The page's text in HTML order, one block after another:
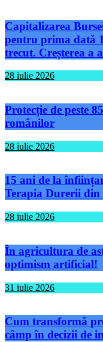
Capitalizarea
pentru prima dată
trecut. Creșterea a
28 iulie 2026
Protecție de peste
românilor
28 iulie 2026
15 ani de la
Terapia Durerii din
28 iulie 2026
În agricultura de
optimism artificial!
31 iulie 2026
Cum transformă
câmp în decizii de